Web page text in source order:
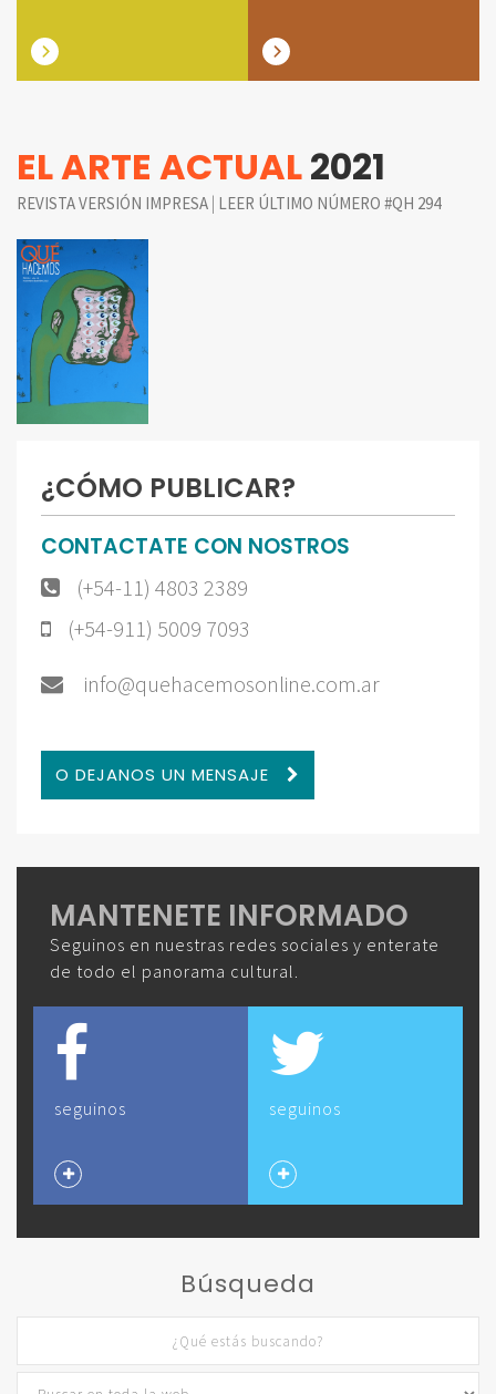
EL ARTE ACTUAL2021
REVISTA VERSIÓN IMPRESA | LEER ÚLTIMO NÚMERO #QH 294
¿CÓMO PUBLICAR?
CONTACTATE CON NOSTROS
(+54-11) 4803 2389
(+54-911) 5009 7093
info@quehacemosonline.com.ar
O DEJANOS UN MENSAJE
MANTENETE INFORMADO
Seguinos en nuestras redes sociales y enterate
de todo el panorama cultural.
seguinos seguinos
Búsqueda